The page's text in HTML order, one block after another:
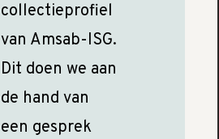
collectieprofiel
van Amsab-ISG.
Dit doen we aan
de hand van
een gesprek